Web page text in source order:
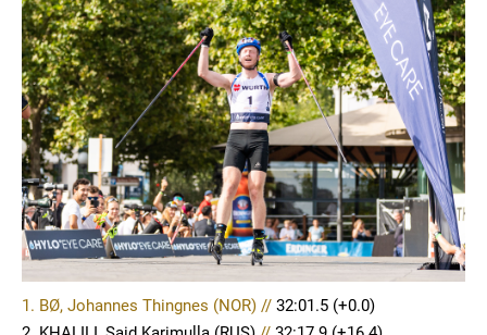
1. BØ, Johannes Thingnes (NOR) // 32:01.5 (+0.0)